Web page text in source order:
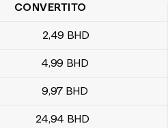
gambiani a dinari del Bahrein
CONVERTITO
2,49 BHD
4,99 BHD
9,97 BHD
24,94 BHD